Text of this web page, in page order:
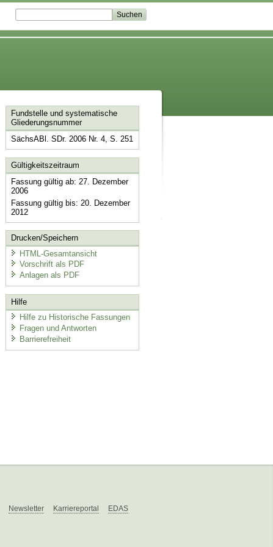
Fundstelle und systematische
Gliederungsnummer
SächsABl. SDr. 2006 Nr. 4, S. 251
Gültigkeitszeitraum
Fassung gültig ab: 27. Dezember
2006
Fassung gültig bis: 20. Dezember
2012
Drucken/Speichern
HTML-Gesamtansicht
Vorschrift als PDF
Anlagen als PDF
Hilfe
Hilfe zu Historische Fassungen
Fragen und Antworten
Barrierefreiheit
Newsletter Karriereportal EDAS